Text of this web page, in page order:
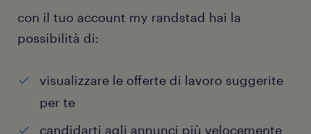
con il tuo account my randstad hai la
possibilità di:
visualizzare le offerte di lavoro suggerite
per te
candidarti agli annunci più velocemente